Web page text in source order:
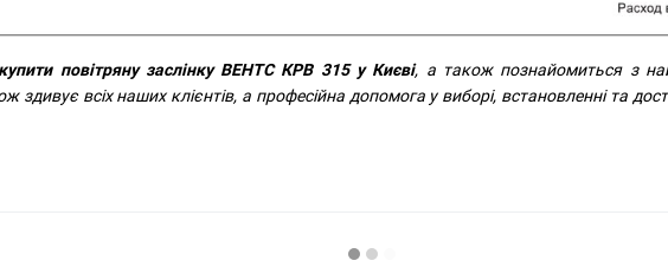
купити повітряну заслінку ВЕНТС КРВ 315 у Києві, а також познайомиться з
всіх наших клієнтів, а професійна допомога у виборі, встановленні та